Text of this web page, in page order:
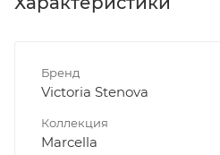
Бренд
Victoria Stenova
Коллекция
Marcella